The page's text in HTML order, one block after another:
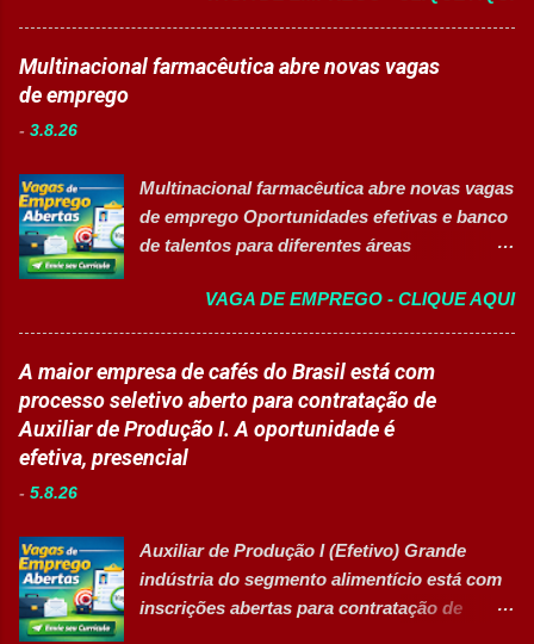
projetos educacionais. Dar suporte em
atividades recreativas e lúdicas.
Disponibilizar materiais utilizados nas
Acompanhar contratos quando designado
pela liderança. Apoiar diversas ações
educacionais desenvolv...
Com mais de 50 anos de história , a
Eurofarma é uma multinacional brasileira
presente em 22 países , reconhecida pela
melhores empresas para trabalhar,
oferecendo oportunidades de crescimento,
desenvolvimento profissional e um ambiente
CANDIDATAR-SE AGORA 📋 Principais
Atividades ✅ Auxiliar nas atividades de
embalagem, envase, manipulação e
preparação de materiais; ✅ Apoiar a limpeza
técnica das áreas produtivas; ✅ Preencher e
conferir documentos de produção; ✅
realizar devoluções quand...
Multinacional farmacêutica abre novas vagas
de emprego
- 3.8.26
Multinacional farmacêutica abre novas vagas
de emprego Oportunidades efetivas e banco
de talentos para diferentes áreas
Sobre as oportunidades Uma das maiores
multinacionais farmacêuticas do Brasil está
com novas oportunidades abertas para
profissionais que desejam atuar em um
ambiente inovador, colaborativo e voltado
para o desenvolvimento de pessoas. As
profissionais com diferentes perfis e níveis
de experiência. Vagas disponíveis Analista
de Projetos Pleno Auxiliar de Almoxarifado
VAGA DE EMPREGO - CLIQUE AQUI
A maior empresa de cafés do Brasil está com
processo seletivo aberto para contratação de
Auxiliar de Produção I. A oportunidade é
efetiva, presencial
- 5.8.26
Auxiliar de Produção I (Efetivo) Grande
indústria do segmento alimentício está com
inscrições abertas para contratação de